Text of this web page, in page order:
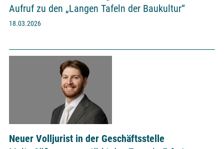
Aufruf zu den „Langen Tafeln der Baukultur“
18.03.2026
Neuer Volljurist in der Geschäftsstelle